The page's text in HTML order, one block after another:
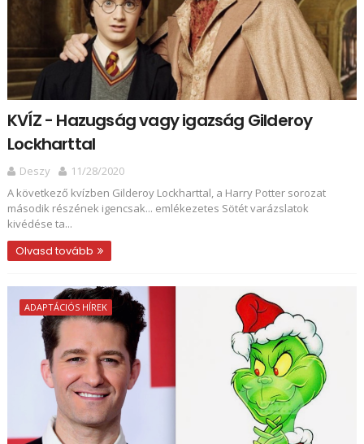
KVÍZ - Hazugság vagy igazság Gilderoy
Lockharttal
Deszy
11/28/2020
A következő kvízben Gilderoy Lockharttal, a Harry Potter sorozat
második részének igencsak... emlékezetes Sötét varázslatok
kivédése ta...
Olvasd tovább
ADAPTÁCIÓS HÍREK